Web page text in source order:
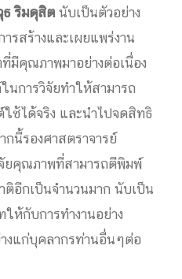
ธ ริมดุสิตนับเป็นตัวอย่าง
สร้างและเผยแพร่งาน
มีคุณภาพมาอย่างต่อเนื่อง
นการวิจัยทำให้สามารถ
ช้ได้จริง และนำไปจดสิทธิ
นี้รองศาสตราจารย์
ยคุณภาพที่สามารถตีพิมพ์
อีกเป็นจำนวนมาก นับเป็น
ห้กับการทำงานอย่าง
งแก่บุคลากรท่านอื่นๆต่อ